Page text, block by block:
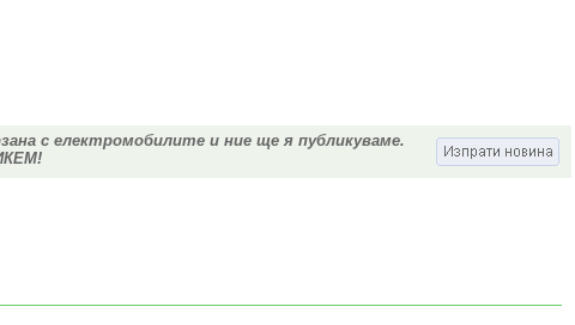
с електромобилите и ние ще я публикуваме.